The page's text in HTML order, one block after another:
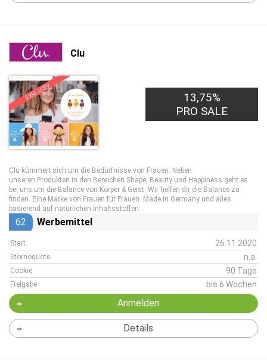
Clu
EXKLUSIV
13,75%
PRO SALE
Clu kümmert sich um die Bedürfnisse von Frauen. Neben
unseren Produkten in den Bereichen Shape, Beauty und Happiness geht es
bei uns um die Balance von Körper & Geist. Wir helfen dir die Balance zu
finden. Eine Marke von Frauen für Frauen. Made in Germany und alles
basierend auf natürlichen Inhaltsstoffen.
62 Werbemittel
Start 26.11.2020
Stornoquote n.a.
Cookie 90 Tage
Freigabe bis 6 Wochen
Anmelden
Details